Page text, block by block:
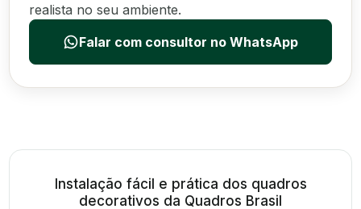
realista no seu ambiente.
Falar com consultor no WhatsApp
Instalação fácil e prática dos quadros
decorativos da Quadros Brasil